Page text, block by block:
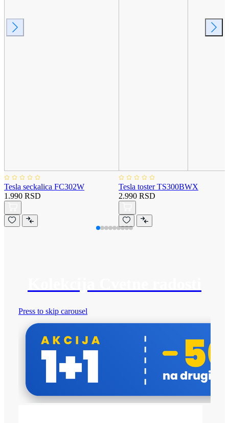
Tesla seckalica FC302W
1.990 RSD
Tesla toster TS300BWX
2.990 RSD
Press to skip carousel